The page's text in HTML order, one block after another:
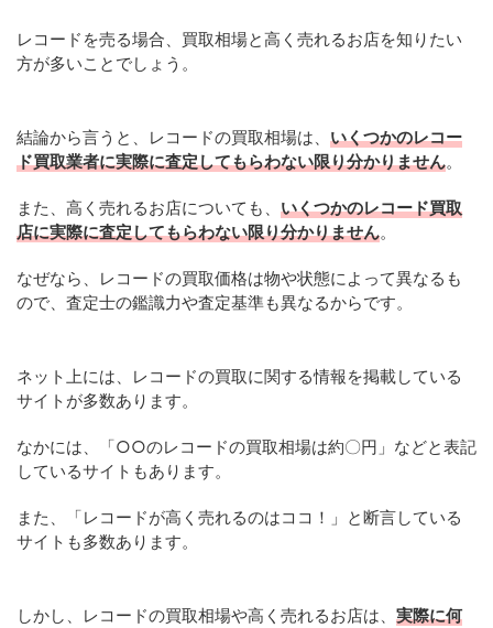
レコードを売る場合、買取相場と高く売れるお店を知りたい
方が多いことでしょう。
結論から言うと、レコードの買取相場は、 いくつかのレコー
ド買取業者に実際に査定してもらわない限り分かりません。
また、高く売れるお店についても、 いくつかのレコード買取
店に実際に査定してもらわない限り分かりません。
なぜなら、レコードの買取価格は物や状態によって異なるも
ので、査定士の鑑識力や査定基準も異なるからです。
ネット上には、レコードの買取に関する情報を掲載している
サイトが多数あります。
なかには、「○○のレコードの買取相場は約〇円」などと表記
しているサイトもあります。
また、「レコードが高く売れるのはココ！」と断言している
サイトも多数あります。
しかし、レコードの買取相場や高く売れるお店は、 実際に何